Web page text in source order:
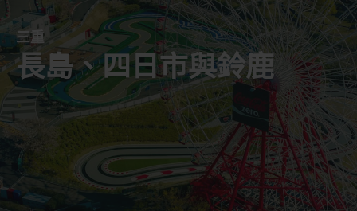
三重
長島、四日市與鈴鹿